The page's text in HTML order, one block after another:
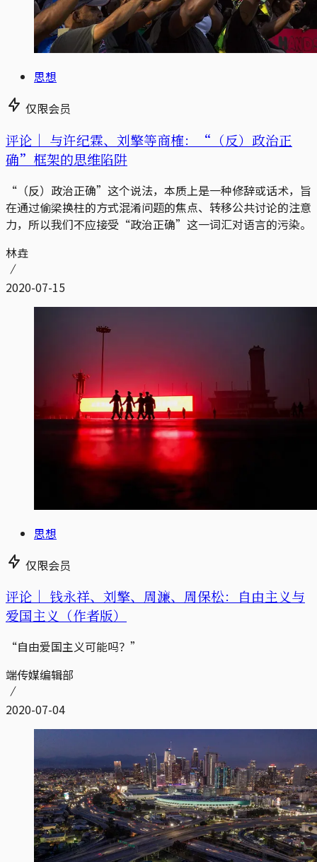
思想
仅限会员
评论｜ 与许纪霖、刘擎等商榷：“（反）政治正
确”框架的思维陷阱
“（反）政治正确”这个说法，本质上是一种修辞或话术，旨
在通过偷梁换柱的方式混淆问题的焦点、转移公共讨论的注意
力，所以我们不应接受“政治正确”这一词汇对语言的污染。
林垚
2020-07-15
思想
仅限会员
评论｜ 钱永祥、刘擎、周濂、周保松：自由主义与
爱国主义（作者版）
“自由爱国主义可能吗？”
端传媒编辑部
2020-07-04